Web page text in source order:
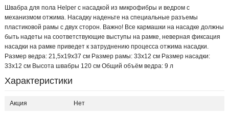
Швабра для пола Helper с насадкой из микрофибры и ведром с
механизмом отжима. Насадку наденьте на специальные разъемы
пластиковой рамы с двух сторон. Важно! Все кармашки на насадке должны
быть надеты на соответствующие выступы на рамке, неверная фиксация
насадки на рамке приведет к затруднению процесса отжима насадки.
Размер ведра: 21,5х19х37 см Размер рамы: 33х12 см Размер насадки:
33х12 см Высота швабры 120 см Общий объём ведра: 9 л
Характеристики
Акция Нет